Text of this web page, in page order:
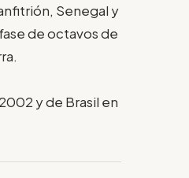
Senegal y
de octavos de
y de Brasil en